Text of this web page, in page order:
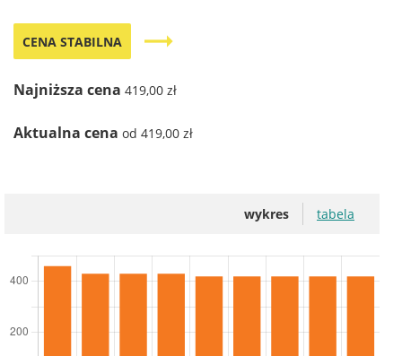
CENA STABILNA trending_flat
Najniższa cena 419,00 zł
Aktualna cena od 419,00 zł
wykres tabela